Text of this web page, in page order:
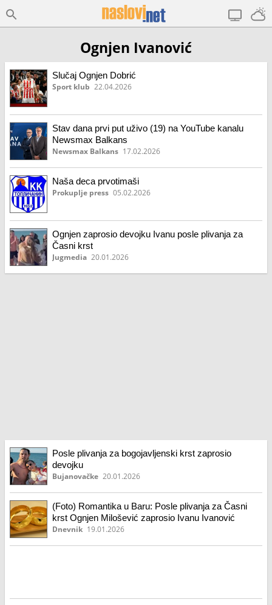
Ognjen Ivanović
Slučaj Ognjen Dobrić
Sport klub 22.04.2026
Stav dana prvi put uživo (19) na YouTube kanalu
Newsmax Balkans
Newsmax Balkans 17.02.2026
Naša deca prvotimaši
Prokuplje press 05.02.2026
Ognjen zaprosio devojku Ivanu posle plivanja za
Časni krst
Jugmedia 20.01.2026
Posle plivanja za bogojavljenski krst zaprosio
devojku
Bujanovačke 20.01.2026
(Foto) Romantika u Baru: Posle plivanja za Časni
krst Ognjen Milošević zaprosio Ivanu Ivanović
Dnevnik 19.01.2026